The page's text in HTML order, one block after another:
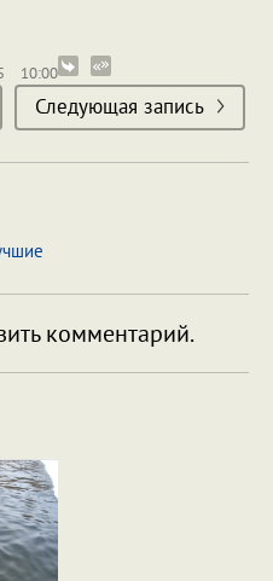
10:00
Следующая запись
комментарий.